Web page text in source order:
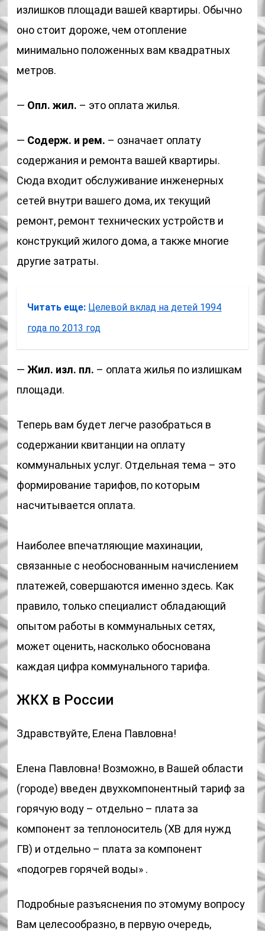
излишков площади вашей квартиры. Обычно
оно стоит дороже, чем отопление
минимально положенных вам квадратных
метров.
— Опл. жил. – это оплата жилья.
— Содерж. и рем. – означает оплату
содержания и ремонта вашей квартиры.
Сюда входит обслуживание инженерных
сетей внутри вашего дома, их текущий
ремонт, ремонт технических устройств и
конструкций жилого дома, а также многие
другие затраты.
Читать еще: Целевой вклад на детей 1994
года по 2013 год
—Жил. изл. пл. – оплата жилья по излишкам
площади.
Теперь вам будет легче разобраться в
содержании квитанции на оплату
коммунальных услуг. Отдельная тема – это
формирование тарифов, по которым
насчитывается оплата.
Наиболее впечатляющие махинации,
связанные с необоснованным начислением
платежей, совершаются именно здесь. Как
правило, только специалист обладающий
опытом работы в коммунальных сетях,
может оценить, насколько обоснована
каждая цифра коммунального тарифа.
ЖКХ в России
Здравствуйте, Елена Павловна!
Елена Павловна! Возможно, в Вашей области
(городе) введен двухкомпонентный тариф за
горячую воду – отдельно – плата за
компонент за теплоноситель (ХВ для нужд
ГВ) и отдельно – плата за компонент
«подогрев горячей воды» .
Подробные разъяснения по этомуму вопросу
Вам целесообразно, в первую очередь,